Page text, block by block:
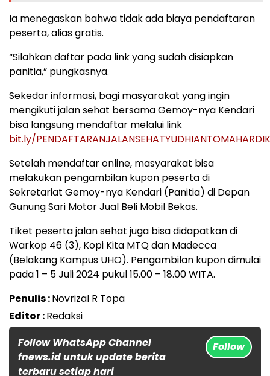
Ia menegaskan bahwa tidak ada biaya pendaftaran
peserta, alias gratis.
“Silahkan daftar pada link yang sudah disiapkan
panitia,” pungkasnya.
Sekedar informasi, bagi masyarakat yang ingin
mengikuti jalan sehat bersama Gemoy-nya Kendari
bisa langsung mendaftar melalui link
bit.ly/
Setelah mendaftar online, masyarakat bisa
melakukan pengambilan kupon peserta di
Sekretariat Gemoy-nya Kendari (Panitia) di Depan
Gunung Sari Motor Jual Beli Mobil Bekas.
Tiket peserta jalan sehat juga bisa didapatkan di
Warkop 46 (3), Kopi Kita MTQ dan Madecca
(Belakang Kampus UHO). Pengambilan kupon dimulai
pada 1 – 5 Juli 2024 pukul 15.00 – 18.00 WITA.
Penulis :Novrizal R Topa
Editor :Redaksi
Follow WhatsApp Channel
fnews.id untuk update berita
terbaru setiap hari
Follow